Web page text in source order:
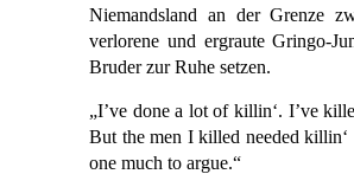
Niemandsland an der Grenze
verlorene und ergraute Gringo-
Bruder zur Ruhe setzen.
„I’ve done a lot of killin‘. I’ve
But the men I killed needed
one much to argue.“